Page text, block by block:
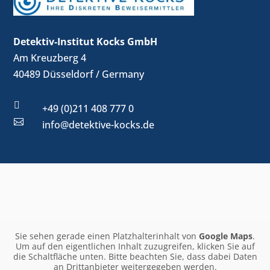
Detektiv-Institut Kocks GmbH
Am Kreuzberg 4
40489 Düsseldorf / Germany
 +49 (0)211 408 777 0
 info@detektive-kocks.de
Sie sehen gerade einen Platzhalterinhalt von Google Maps.
Um auf den eigentlichen Inhalt zuzugreifen, klicken Sie auf
die Schaltfläche unten. Bitte beachten Sie, dass dabei Daten
an Drittanbieter weitergegeben werden.